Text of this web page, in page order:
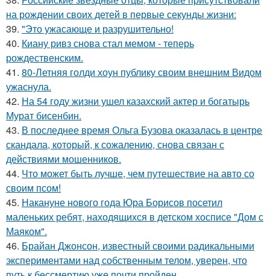
на рождении своих детей в первые секунды жизни:
39. "Это ужасающе и разрушительно!
40. Киану ривз снова стал мемом - теперь
рождественским.
41. 80-Летняя голди хоун публику своим внешним Видом
ужаснула.
42. На 54 году жизни ушел казахский актер и богатырь
Мурат бисенбин.
43. В последнее время Ольга Бузова оказалась в центре
скандала, который, к сожалению, снова связан с
действиями мошенников.
44. Что может быть лучше, чем путешествие на авто со
своим псом!
45. Накануне нового года Юра Борисов посетил
маленьких ребят, находящихся в детском хосписе "Дом с
Маяком".
46. Брайан Джонсон, известный своими радикальными
экспериментами над собственным телом, уверен, что